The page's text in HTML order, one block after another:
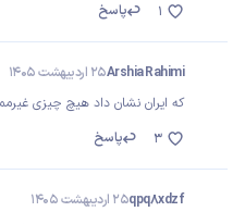
پاسخ
1
Arshia Rahimi25 اردیبهشت 1405
که ایران نشان داد هیچ چیزی
پاسخ
3
qpq8xdzf25 اردیبهشت 1405